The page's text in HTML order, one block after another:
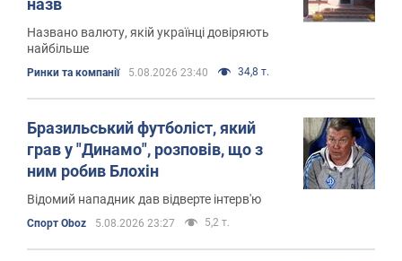
Названо валюту, якій українці довіряють
найбільше
Ринки та компанії 5.08.2026 23:40 34,8 т.
Бразильський футболіст, який
грав у "Динамо", розповів, що з
ним робив Блохін
Відомий нападник дав відверте інтерв'ю
Спорт Oboz 5.08.2026 23:27 5,2 т.